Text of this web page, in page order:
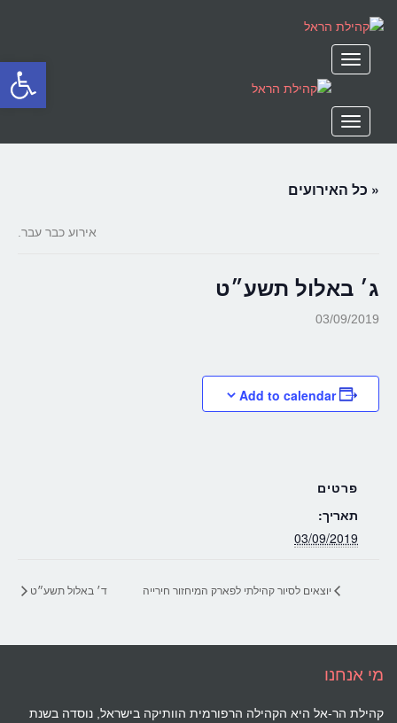
תפריט
תפריט
« כל האירועים
אירוע כבר עבר.
ג׳ באלול תשע״ט
03/09/2019
Add to calendar
פרטים
תאריך:
03/09/2019
יוצאים לסיור קהילתי לפארק המיחזור חירייה ד׳ באלול תשע״ט
מי אנחנו
קהילת הר-אל היא הקהילה הרפורמית הוותיקה בישראל, נוסדה בשנת
פתח